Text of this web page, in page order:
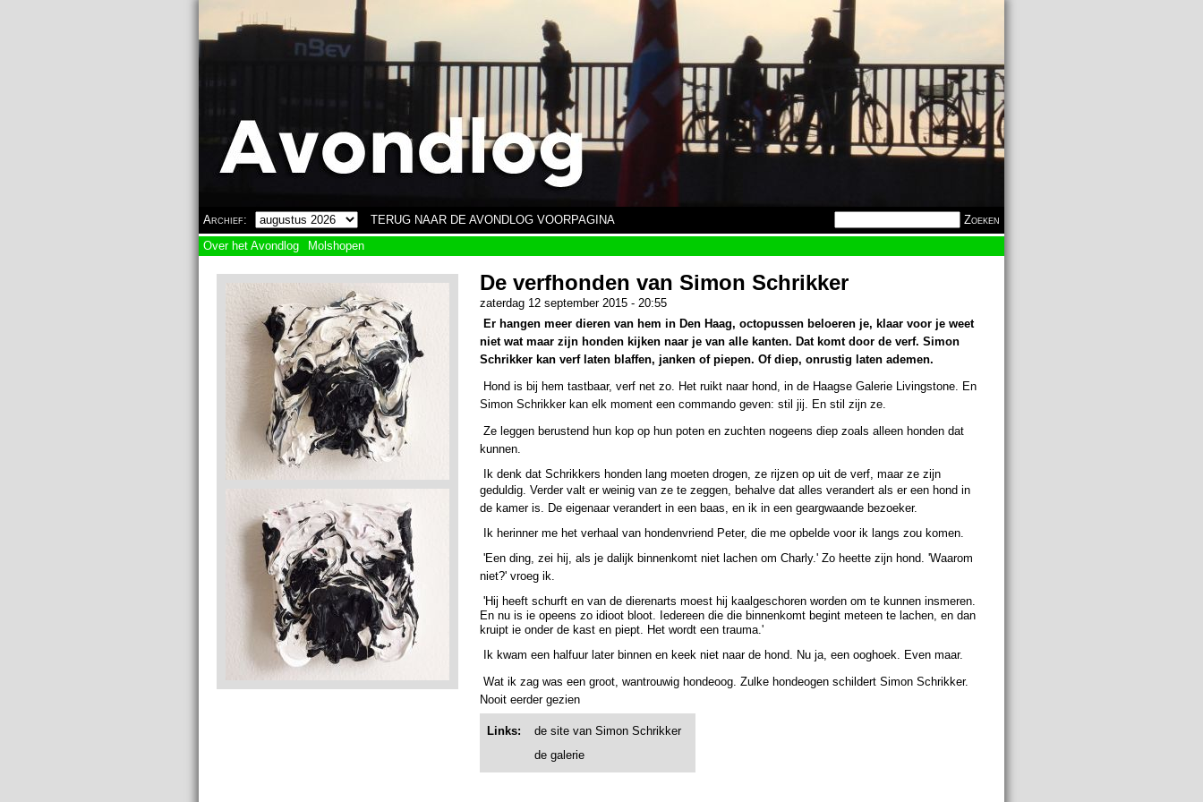
Archief: TERUG NAAR DE AVONDLOG VOORPAGINA
Over het Avondlog Molshopen
De verfhonden van Simon Schrikker
zaterdag 12 september 2015 - 20:55
Er hangen meer dieren van hem in Den Haag, octopussen beloeren je, klaar voor je weet
niet wat maar zijn honden kijken naar je van alle kanten. Dat komt door de verf. Simon
Schrikker kan verf laten blaffen, janken of piepen. Of diep, onrustig laten ademen.
Hond is bij hem tastbaar, verf net zo. Het ruikt naar hond, in de Haagse Galerie Livingstone. En
Simon Schrikker kan elk moment een commando geven: stil jij. En stil zijn ze.
Ze leggen berustend hun kop op hun poten en zuchten nogeens diep zoals alleen honden dat
kunnen.
Ik denk dat Schrikkers honden lang moeten drogen, ze rijzen op uit de verf, maar ze zijn
geduldig. Verder valt er weinig van ze te zeggen, behalve dat alles verande­rt als er een hond in
de kamer is. De eigenaar verandert in een baas, en ik in een geargwaande bezoeker.
Ik herinner me het verhaal van hondenvriend Peter, die me opbelde voor ik langs zou komen.
'Een ding, zei hij, als je dalijk binnenkomt niet lachen om Charly.' Zo heette zijn hond. 'Waarom
niet?' vroeg ik.
'Hij heeft schurft en van de dierenarts moest hij kaalgeschoren worden om te kunnen insmeren.
En nu is ie opeens zo idioot bloot. Iedereen die die binnenkomt begint meteen te lachen, en dan
kruipt ie onder de kast en piept. Het wordt een trauma.'
Ik kwam een halfuur later binnen en keek niet naar de hond. Nu ja, een ooghoek. Even maar.
Wat ik zag was een groot, wantrouwig hondeoog. Zulke hondeogen schildert Simon Schrikker.
Nooit eerder gezien
Links:
de site van Simon Schrikker
de galerie